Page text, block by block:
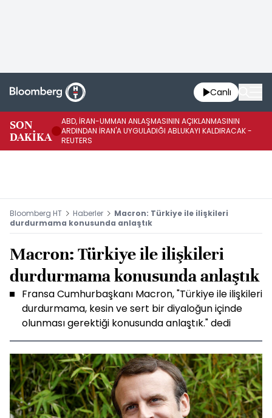
Canlı
SON
DAKİKA
ABD, İRAN-UMMAN ANLAŞMASININ AÇIKLANMASININ
ARDINDAN İRAN'A UYGULADIĞI ABLUKAYI KALDIRACAK -
REUTERS
Bloomberg HT Haberler
Macron: Türkiye ile ilişkileri
durdurmama konusunda anlaştık
Macron: Türkiye ile ilişkileri
durdurmama konusunda anlaştık
Fransa Cumhurbaşkanı Macron, "Türkiye ile ilişkileri
durdurmama, kesin ve sert bir diyaloğun içinde
olunması gerektiği konusunda anlaştık." dedi